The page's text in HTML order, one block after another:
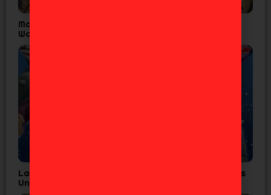
Madoka Magica Confirma Fecha Final para
Walpurgisnacht Rising
Las 7 Figuras de JoJo’s que Todo Fan de Diamond is
Unbreakable Necesita